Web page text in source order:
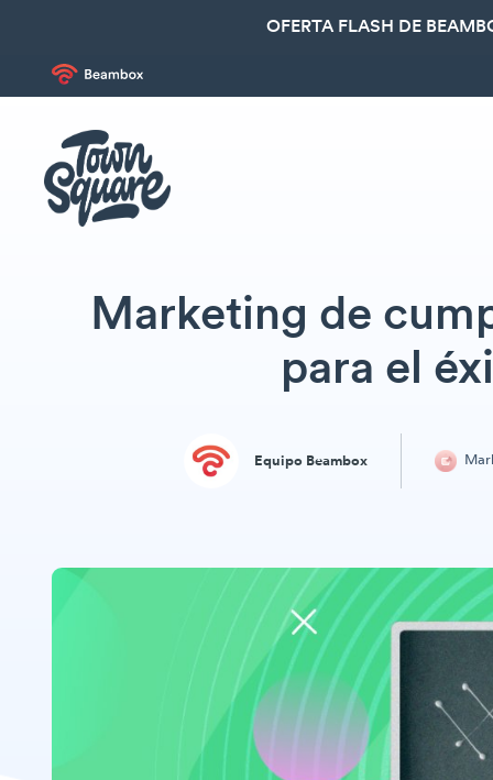
OFERTA FLASH DE
Marketing de
para el
Equipo Beambox